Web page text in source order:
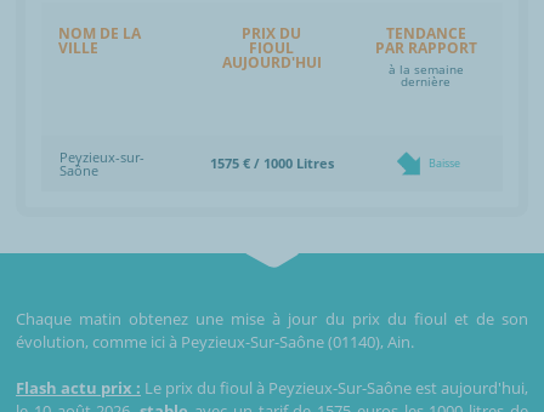
NOM DE LA
VILLE
PRIX DU
FIOUL
AUJOURD'HUI
TENDANCE
PAR RAPPORT
à la semaine
dernière
Peyzieux-sur-
Saône 1575 € / 1000 Litres Baisse
Chaque matin obtenez une mise à jour du prix du fioul et de son
évolution, comme ici à Peyzieux-Sur-Saône (01140), Ain.
Flash actu prix : Le prix du fioul à Peyzieux-Sur-Saône est aujourd'hui,